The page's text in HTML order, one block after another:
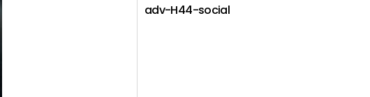
adv-H44-social